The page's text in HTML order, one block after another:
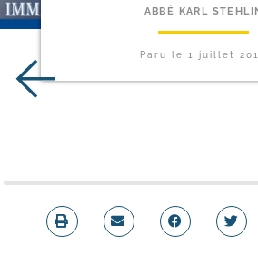
ABBÉ KARL
Paru le1 juillet